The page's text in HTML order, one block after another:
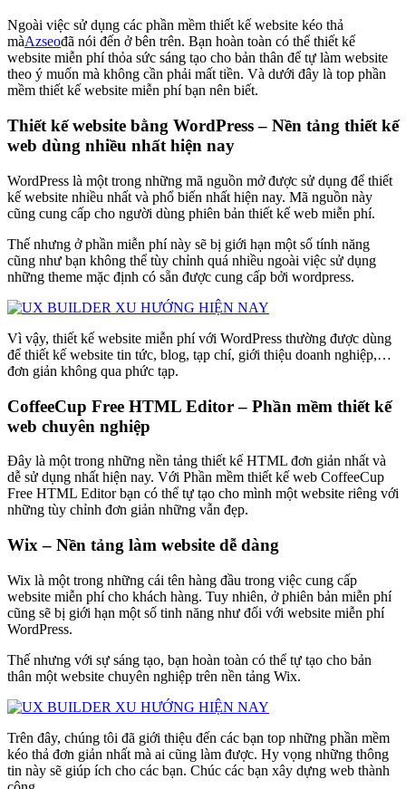
Ngoài việc sử dụng các phần mềm thiết kế website kéo thả
màAzseođã nói đến ở bên trên. Bạn hoàn toàn có thể thiết kế
website miễn phí thỏa sức sáng tạo cho bản thân để tự làm website
theo ý muốn mà không cần phải mất tiền. Và dưới đây là top phần
mềm thiết kế website miễn phí bạn nên biết.
Thiết kế website bằng WordPress – Nền tảng thiết kế
web dùng nhiều nhất hiện nay
WordPress là một trong những mã nguồn mở được sử dụng để thiết
kế website nhiều nhất và phổ biến nhất hiện nay. Mã nguồn này
cũng cung cấp cho người dùng phiên bản thiết kế web miễn phí.
Thế nhưng ở phần miễn phí này sẽ bị giới hạn một số tính năng
cũng như bạn không thể tùy chỉnh quá nhiều ngoài việc sử dụng
những theme mặc định có sẵn được cung cấp bởi wordpress.
Vì vậy, thiết kế website miễn phí với WordPress thường được dùng
để thiết kế website tin tức, blog, tạp chí, giới thiệu doanh nghiệp,…
đơn giản không qua phức tạp.
CoffeeCup Free HTML Editor – Phần mềm thiết kế
web chuyên nghiệp
Đây là một trong những nền tảng thiết kế HTML đơn giản nhất và
dễ sử dụng nhất hiện nay. Với Phần mềm thiết kế web CoffeeCup
Free HTML Editor bạn có thể tự tạo cho mình một website riêng với
những tùy chỉnh đơn giản những vẫn đẹp.
Wix – Nền tảng làm website dễ dàng
Wix là một trong những cái tên hàng đầu trong việc cung cấp
website miễn phí cho khách hàng. Tuy nhiên, ở phiên bản miễn phí
cũng sẽ bị giới hạn một số tinh năng như đối với website miễn phí
WordPress.
Thế nhưng với sự sáng tạo, bạn hoàn toàn có thể tự tạo cho bản
thân một website chuyên nghiệp trên nền tảng Wix.
Trên đây, chúng tôi đã giới thiệu đến các bạn top những phần mềm
kéo thả đơn giản nhất mà ai cũng làm được. Hy vọng những thông
tin này sẽ giúp ích cho các bạn. Chúc các bạn xây dựng web thành